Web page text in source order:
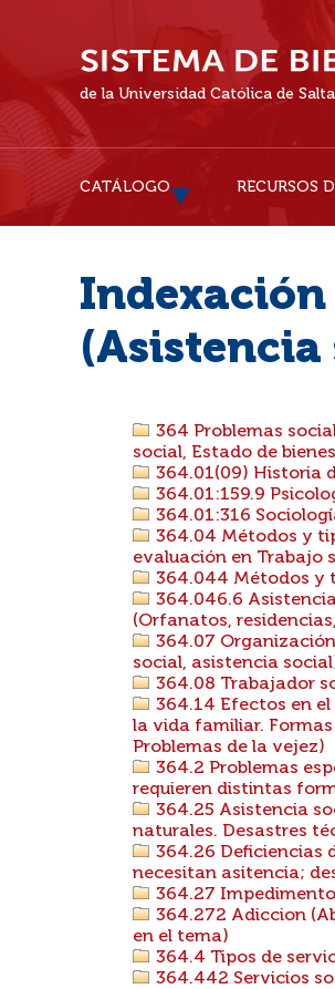
de la Universidad Católica de Salta
CATÁLOGO RECURSOS
Indexación
364 Problemas
social, Estado de
364.01(09) Historia
364.01:159.9
364.01:316
364.04 Métodos y
evaluación en Trabajo
364.044 Métodos y
364.046.6
(Orfanatos,
364.07
social, asistencia
364.08 Trabajador
364.14 Efectos en
la vida familiar.
Problemas de la vejez)
364.2 Problemas
requieren distintas
364.25 Asistencia
naturales. Desastres
364.26 Deficiencias
necesitan asitencia;
364.27
364.272 Adiccion
en el tema)
364.4 Tipos de
364.442 Servicios